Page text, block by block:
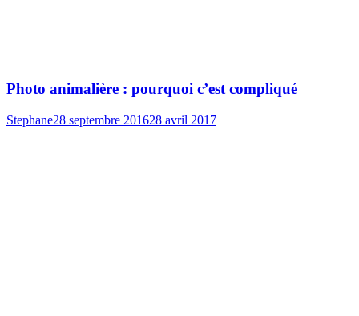
Photo animalière : pourquoi c’est compliqué
Stephane28 septembre 201628 avril 2017